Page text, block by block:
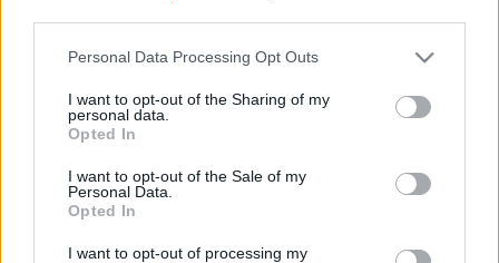
Please note that this website/app uses one or more Google
not limited to your visit or usage behaviour. You may click to
grant or deny consent to Google and its third-party tags to
use your data for below specified purposes in below Google
consent section.
Personal Data Processing Opt Outs
I want to opt-out of the Sharing of my
personal data.
Opted In
I want to opt-out of the Sale of my
Personal Data.
Opted In
I want to opt-out of processing my
szabadságvesztést is kaphat.
83 ÉVES SOFŐR OKOZOTT BALESETET
GYŐRBEN
2022. augusztus. 23. 10:33
MEGHALT EGY EMBER AZ ÉJJEL A 87-ES
FŐÚTON SZOMBATHELYNÉL
2022. július. 22. 06:28